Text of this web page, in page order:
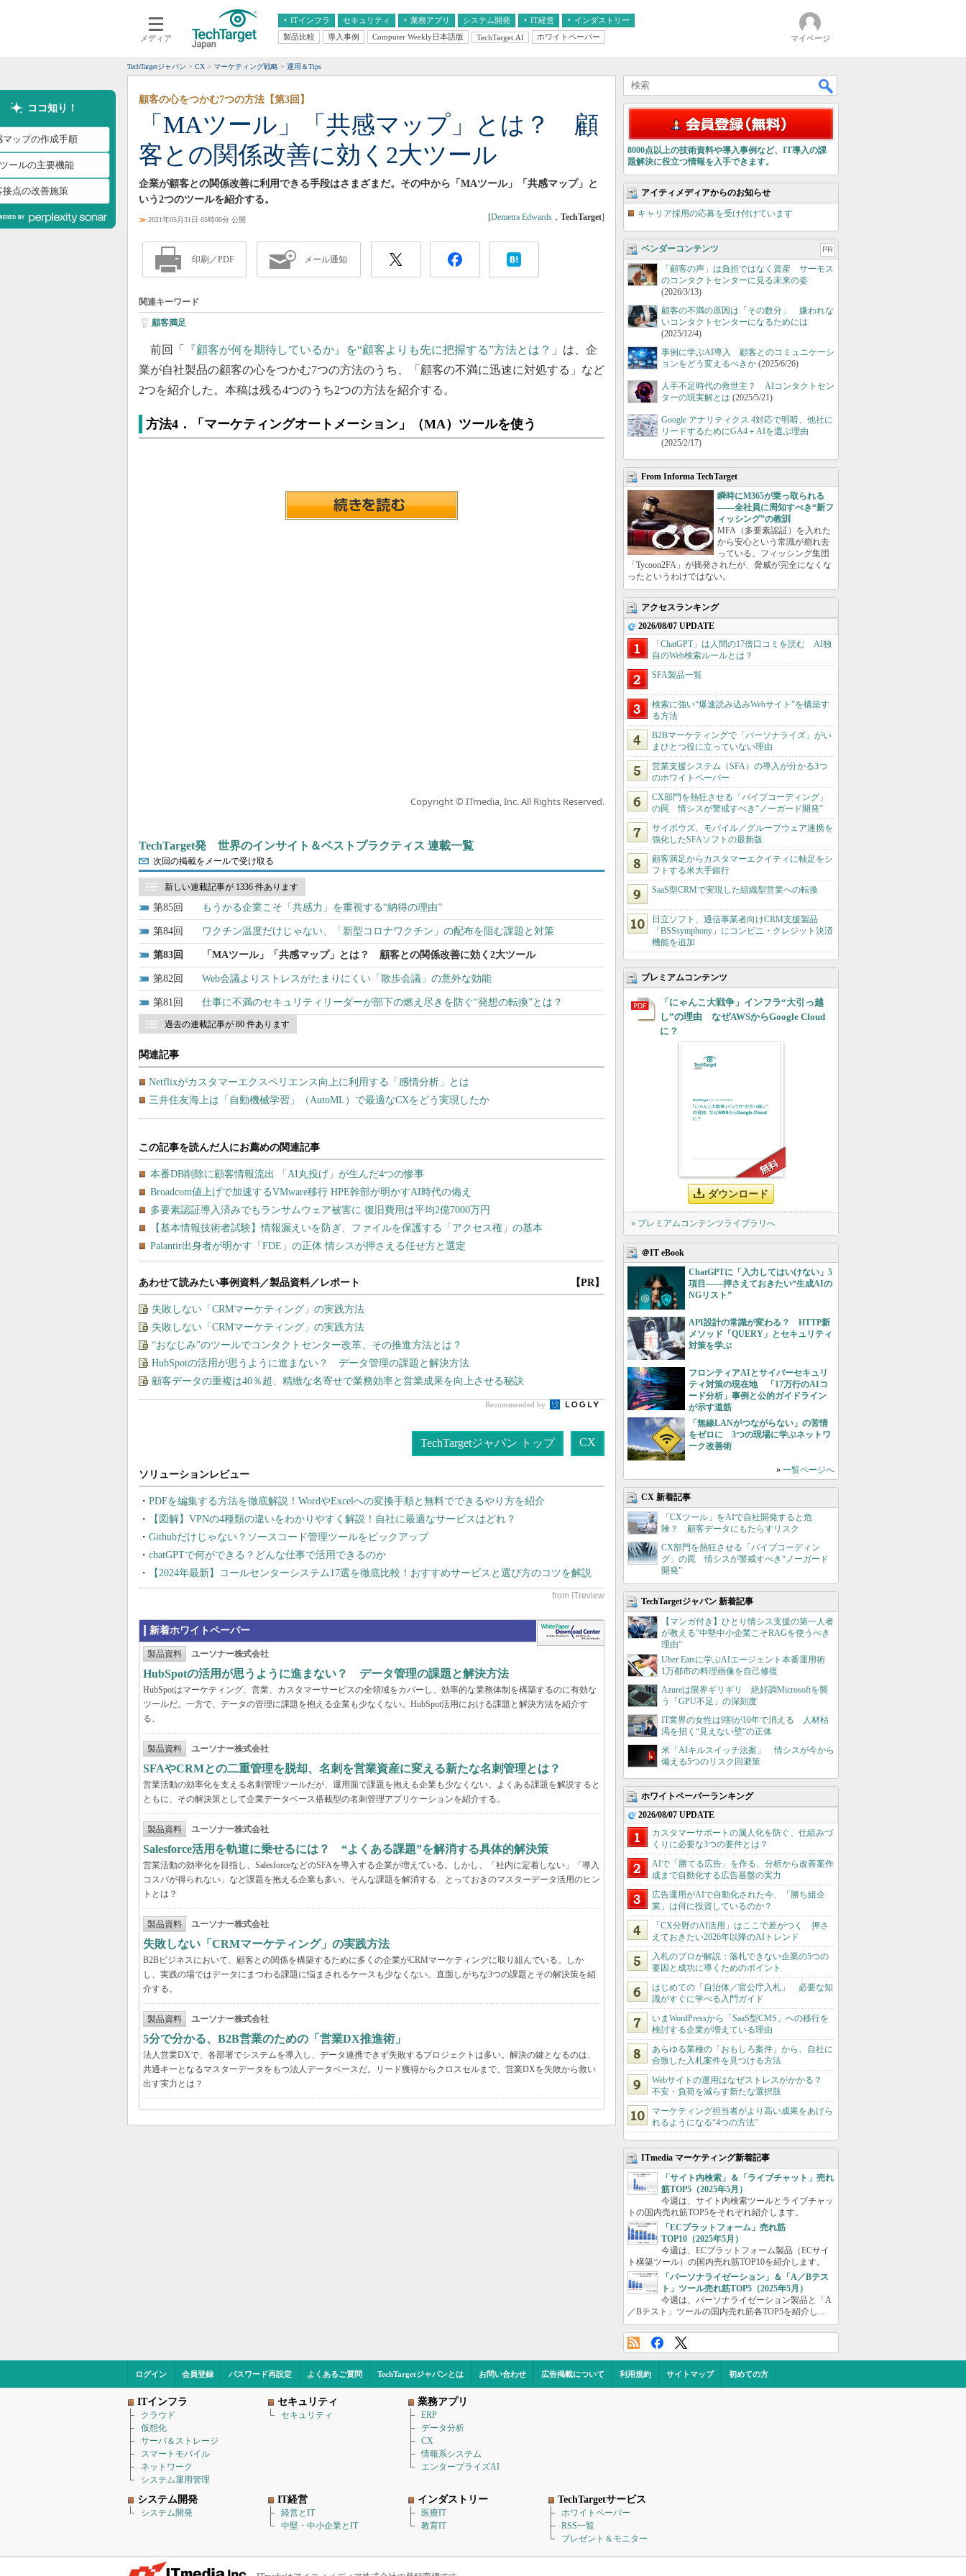
メディア
ITインフラ
クラウド
スマートモバイル
ネットワーク
システム運用管理
セキュリティ 業務アプリ
エンタープライズAI
ERP
CX
情報系システム
システム開発 IT経営
経営とIT
インダストリー
医療IT
製品比較 導入事例 Computer Weekly日本語版 TechTarget.AI ホワイトペーパー マイページ
TechTargetジャパン CX マーケティング戦略 運用＆Tips
ココ知り！
マップの作成手順
ールの主要機能
接点の改善施策
「MAツール」「共感マップ」とは？ 顧
客との関係改善に効く2大ツール
顧客の心をつかむ7つの方法【第3回】
企業が顧客との関係改善に利用できる手段はさまざまだ。その中から「MAツール」「共感マップ」と
いう2つのツールを紹介する。
≫ 2021年05月31日 05時00分 公開 [Demetra Edwards ， TechTarget]
印刷／PDF メール通知
関連キーワード
顧客満足
前回「 『顧客が何を期待しているか』を“顧客よりも先に把握する”方法とは？ 」は、企
業が自社製品の顧客の心をつかむ7つの方法のうち、「顧客の不満に迅速に対処する」など
2つを紹介した。本稿は残る4つのうち2つの方法を紹介する。
方法4．「マーケティングオートメーション」（MA）ツールを使う
Copyright © ITmedia, Inc. All Rights Reserved.
TechTarget発 世界のインサイト＆ベストプラクティス 連載一覧
次回の掲載をメールで受け取る
新しい連載記事が 1336 件あります
85 もうかる企業こそ「共感力」を重視する“納得の理由”
84 ワクチン温度だけじゃない、「新型コロナワクチン」の配布を阻む課題と対策
83 「MAツール」「共感マップ」とは？ 顧客との関係改善に効く2大ツール
82 Web会議よりストレスがたまりにくい「散歩会議」の意外な効能
81 仕事に不満のセキュリティリーダーが部下の燃え尽きを防ぐ“発想の転換”とは？
過去の連載記事が 80 件あります
関連記事
Netflixがカスタマーエクスペリエンス向上に利用する「感情分析」とは
三井住友海上は「自動機械学習」（AutoML）で最適なCXをどう実現したか
あわせて読みたい事例資料／製品資料／レポート 【PR】
失敗しない「CRMマーケティング」の実践方法
失敗しない「CRMマーケティング」の実践方法
“おなじみ”のツールでコンタクトセンター改革、その推進方法とは？
HubSpotの活用が思うように進まない？ データ管理の課題と解決方法
顧客データの重複は40％超、精緻な名寄せで業務効率と営業成果を向上させる秘訣
Recommended by
TechTargetジャパン トップ CX
PDFを編集する方法を徹底解説！WordやExcelへの変換手順と無料でできるやり方を紹介
【図解】VPNの4種類の違いをわかりやすく解説！自社に最適なサービスはどれ？
Githubだけじゃない？ソースコード管理ツールをピックアップ
chatGPTで何ができる？どんな仕事で活用できるのか
【2024年最新】コールセンターシステム17選を徹底比較！おすすめサービスと選び方のコツを解説
新着ホワイトペーパー
製品資料 ユーソナー株式会社
HubSpotの活用が思うように進まない？ データ管理の課題と解決方法
HubSpotはマーケティング、営業、カスタマーサービスの全領域をカバーし、効率的な業務体制を構築するのに有効な
ツールだ。一方で、データの管理に課題を抱える企業も少なくない。HubSpot活用における課題と解決方法を紹介す
る。
製品資料 ユーソナー株式会社
SFAやCRMとの二重管理を脱却、名刺を営業資産に変える新たな名刺管理とは？
営業活動の効率化を支える名刺管理ツールだが、運用面で課題を抱える企業も少なくない。よくある課題を解説すると
ともに、その解決策として企業データベース搭載型の名刺管理アプリケーションを紹介する。
製品資料 ユーソナー株式会社
Salesforce活用を軌道に乗せるには？ “よくある課題”を解消する具体的解決策
営業活動の効率化を目指し、SalesforceなどのSFAを導入する企業が増えている。しかし、「社内に定着しない」「導入
コスパが得られない」など課題を抱える企業も多い。そんな課題を解消する、とっておきのマスターデータ活用のヒン
トとは？
製品資料 ユーソナー株式会社
失敗しない「CRMマーケティング」の実践方法
B2Bビジネスにおいて、顧客との関係を構築するために多くの企業がCRMマーケティングに取り組んでいる。しか
し、実践の場ではデータにまつわる課題に悩まされるケースも少なくない。直面しがちな3つの課題とその解決策を紹
介する。
製品資料 ユーソナー株式会社
5分で分かる、B2B営業のための「営業DX推進術」
法人営業DXで、各部署でシステムを導入し、データ連携できず失敗するプロジェクトは多い。解決の鍵となるのは、
共通キーとなるマスターデータをもつ法人データベースだ。リード獲得からクロスセルまで、営業DXを失敗から救い
出す実力とは？
8000点以上の技術資料や導入事例など、IT導入の課
題解決に役立つ情報を入手できます。
アイティメディアからのお知らせ
キャリア採用の応募を受け付けています
ベンダーコンテンツ PR
「顧客の声」は負担ではなく資産 サーモス
のコンタクトセンターに見る未来の姿
(2026/3/13)
顧客の不満の原因は「その数分」 嫌われな
いコンタクトセンターになるためには
(2025/12/4)
事例に学ぶAI導入 顧客とのコミュニケーシ
ョンをどう変えるべきか (2025/6/26)
人手不足時代の救世主？ AIコンタクトセン
ターの現実解とは (2025/5/21)
Google アナリティクス 4対応で明暗、他社に
リードするためにGA4＋AIを選ぶ理由
(2025/2/17)
From Informa TechTarget
瞬時にM365が乗っ取られる
――全社員に周知すべき“新フ
ィッシング”の教訓
MFA（多要素認証）を入れた
から安心という常識が崩れ去
っている。フィッシング集団
「Tycoon2FA」が摘発されたが、脅威が完全になくな
ったというわけではない。
アクセスランキング
2026/08/07 UPDATE
「ChatGPT」は人間の17倍口コミを読む AI独
自のWeb検索ルールとは？
SFA製品一覧
検索に強い“爆速読み込みWebサイト”を構築す
る方法
B2Bマーケティングで「パーソナライズ」がい
まひとつ役に立っていない理由
営業支援システム（SFA）の導入が分かる3つ
のホワイトペーパー
CX部門を熱狂させる「バイブコーディング」
の罠 情シスが警戒すべき“ノーガード開発”
サイボウズ、モバイル／グループウェア連携を
強化したSFAソフトの最新版
顧客満足からカスタマーエクイティに軸足をシ
フトする米大手銀行
SaaS型CRMで実現した組織型営業への転換
日立ソフト、通信事業者向けCRM支援製品
「BSSsymphony」にコンビニ・クレジット決済
機能を追加
プレミアムコンテンツ
「にゃんこ大戦争」インフラ“大引っ越
し”の理由 なぜAWSからGoogle Cloud
に？
ダウンロード
» プレミアムコンテンツライブラリへ
＠IT eBook
ChatGPTに「入力してはいけない」5
項目――押さえておきたい“生成AIの
NGリスト”
API設計の常識が変わる？ HTTP新
メソッド「QUERY」とセキュリティ
対策を学ぶ
フロンティアAIとサイバーセキュリ
ティ対策の現在地 「17万行のAIコ
ード分析」事例と公的ガイドライン
が示す道筋
「無線LANがつながらない」の苦情
をゼロに 3つの現場に学ぶネットワ
ーク改善術
» 一覧ページへ
CX 新着記事
「CXツール」をAIで自社開発すると危
険？ 顧客データにもたらすリスク
CX部門を熱狂させる「バイブコーディン
グ」の罠 情シスが警戒すべき“ノーガード
開発”
TechTargetジャパン 新着記事
【マンガ付き】ひとり情シス支援の第一人者
が教える”中堅中小企業こそRAGを使うべき
理由”
Uber Eatsに学ぶAIエージェント本番運用術
1万都市の料理画像を自己修復
Azureは限界ギリギリ 絶好調Microsoftを襲
う「GPU不足」の深刻度
IT業界の女性は9割が10年で消える 人材枯
渇を招く“見えない壁”の正体
米「AIキルスイッチ法案」 情シスが今から
備える5つのリスク回避策
ホワイトペーパーランキング
2026/08/07 UPDATE
カスタマーサポートの属人化を防ぐ、仕組みづ
くりに必要な3つの要件とは？
AIで「勝てる広告」を作る、分析から改善案作
成まで自動化する広告基盤の実力
広告運用がAIで自動化された今、「勝ち組企
業」は何に投資しているのか？
「CX分野のAI活用」はここで差がつく 押さ
えておきたい2026年以降のAIトレンド
入札のプロが解説：落札できない企業の5つの
要因と成功に導くためのポイント
はじめての「自治体／官公庁入札」 必要な知
識がすぐに学べる入門ガイド
いまWordPressから「SaaS型CMS」への移行を
検討する企業が増えている理由
あらゆる業種の「おもしろ案件」から、自社に
合致した入札案件を見つける方法
Webサイトの運用はなぜストレスがかかる？
不安・負荷を減らす新たな選択肢
マーケティング担当者がより高い成果をあげら
れるようになる“4つの方法”
ITmedia マーケティング新着記事
「サイト内検索」＆「ライブチャット」売れ
筋TOP5（2025年5月）
今週は、サイト内検索ツールとライブチャッ
トの国内売れ筋TOP5をそれぞれ紹介します。
「ECプラットフォーム」売れ筋
TOP10（2025年5月）
今週は、ECプラットフォーム製品（ECサイ
ト構築ツール）の国内売れ筋TOP10を紹介します。
「パーソナライゼーション」＆「A／Bテス
ト」ツール売れ筋TOP5（2025年5月）
今週は、パーソナライゼーション製品と「A
／Bテスト」ツールの国内売れ筋各TOP5を紹介し...
ログイン 会員登録 パスワード再設定 よくあるご質問 TechTargetジャパンとは お問い合わせ 広告掲載について 利用規約 サイトマップ 初めての方
ITインフラ
クラウド
仮想化
サーバ＆ストレージ
スマートモバイル
ネットワーク
システム運用管理
セキュリティ
セキュリティ
業務アプリ
ERP
データ分析
CX
情報系システム
エンタープライズAI
システム開発
システム開発
IT経営
経営とIT
中堅・中小企業とIT
インダストリー
医療IT
教育IT
TechTargetサービス
ホワイトペーパー
RSS一覧
プレゼント＆モニター